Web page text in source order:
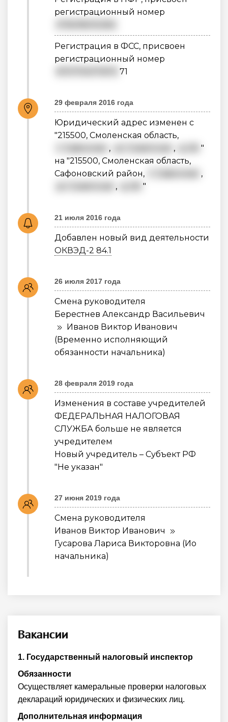
регистрационный номер
Регистрация в ФСС, присвоен
регистрационный номер
71
29 февраля 2016 года
Юридический адрес изменен с
"215500, Смоленская область,
, ,
"
на "215500, Смоленская область,
Сафоновский район,
,
, "
21 июля 2016 года
Добавлен новый вид деятельности
ОКВЭД-2 84.1
26 июля 2017 года
Смена руководителя
Берестнев Александр Васильевич
Иванов Виктор Иванович
(Временно исполняющий
обязанности начальника)
28 февраля 2019 года
Изменения в составе учредителей
ФЕДЕРАЛЬНАЯ НАЛОГОВАЯ
СЛУЖБА больше не является
учредителем
Новый учредитель – Субъект РФ
"Не указан"
27 июня 2019 года
Смена руководителя
Иванов Виктор Иванович
Гусарова Лариса Викторовна (Ио
начальника)
Вакансии
1. Государственный налоговый инспектор
Обязанности
Осуществляет камеральные проверки налоговых
деклараций юридических и физических лиц.
Дополнительная информация